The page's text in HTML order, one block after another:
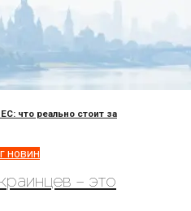
что реально стоит за
новин
– это